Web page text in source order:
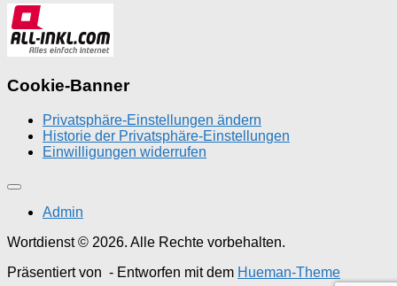
Cookie-Banner
Privatsphäre-Einstellungen ändern
Historie der Privatsphäre-Einstellungen
Einwilligungen widerrufen
Admin
Wortdienst © 2026. Alle Rechte vorbehalten.
Präsentiert von - Entworfen mit dem Hueman-Theme